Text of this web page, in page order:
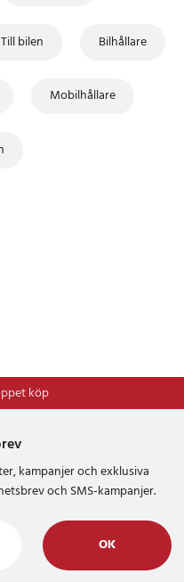
Till bilen Bilhållare
Mobilhållare
köp
*
kampanjer och exklusiva
och SMS-kampanjer.
OK